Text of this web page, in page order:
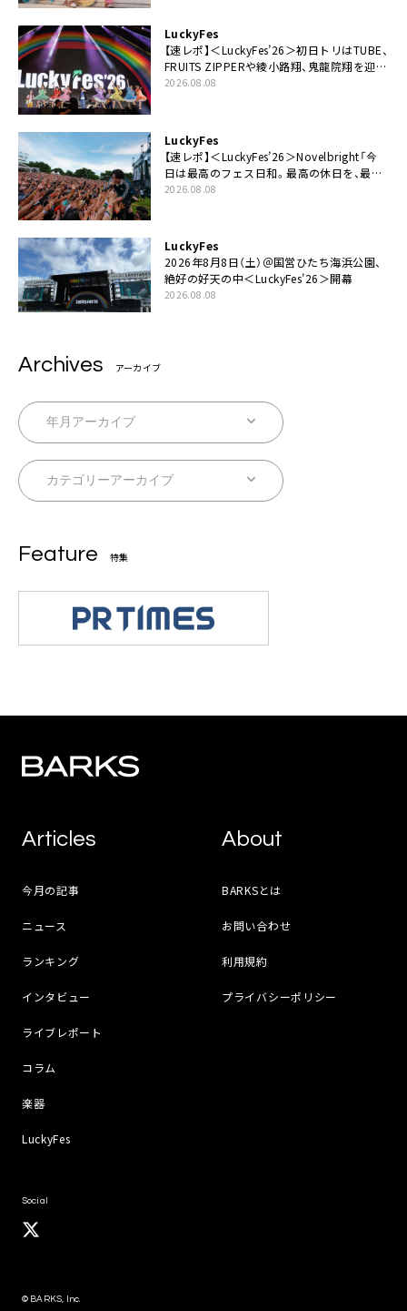
LuckyFes
【速レポ】＜LuckyFes’26＞初日トリはTUBE、
FRUITS ZIPPERや綾小路翔、鬼龍院翔を迎え
た豪華コラボも「知ってたらぜひ一緒に歌っ
2026.08.08
LuckyFes
【速レポ】＜LuckyFes’26＞Novelbright「今
日は最高のフェス日和。最高の休日を、最高
の夏休みを作っていきたい」
2026.08.08
LuckyFes
2026年8月8日（土）＠国営ひたち海浜公園、
絶好の好天の中＜LuckyFes’26＞開幕
2026.08.08
Archives アーカイブ
Feature 特集
Articles
今月の記事
ニュース
ランキング
インタビュー
ライブレポート
コラム
楽器
LuckyFes
About
BARKSとは
お問い合わせ
利用規約
プライバシーポリシー
Social
© BARKS, Inc.